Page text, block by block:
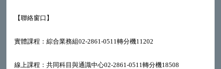
【聯絡窗口】
實體課程：綜合業務組02-2861-0511轉分機11202
線上課程：共同科目與通識中心02-2861-0511轉分機18508